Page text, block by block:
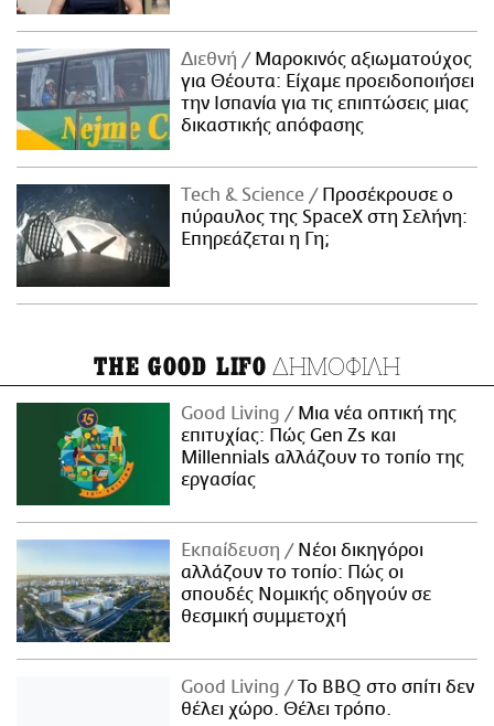
Διεθνή
Μαροκινός αξιωματούχος
για Θέουτα: Είχαμε προειδοποιήσει
την Ισπανία για τις επιπτώσεις μιας
δικαστικής απόφασης
Τech & Science
Προσέκρουσε ο
πύραυλος της SpaceX στη Σελήνη:
Επηρεάζεται η Γη;
THE GOOD LIFO ΔΗΜΟΦΙΛΗ
Good Living
Μια νέα οπτική της
επιτυχίας: Πώς Gen Zs και
Millennials αλλάζουν το τοπίο της
εργασίας
Εκπαίδευση
Νέοι δικηγόροι
αλλάζουν το τοπίο: Πώς οι
σπουδές Νομικής οδηγούν σε
θεσμική συμμετοχή
Good Living
Το BBQ στο σπίτι δεν
θέλει χώρο. Θέλει τρόπο.